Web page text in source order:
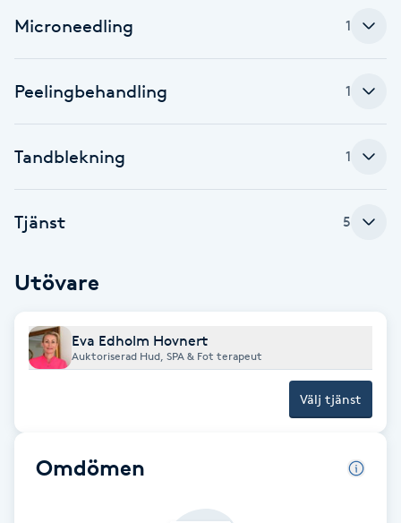
Extensions
F
Face framing
Fet hårbotten
Fettreducering
Fillers
Microneedling 1
Peelingbehandling 1
Tandblekning 1
Tjänst 5
Utövare
Eva Edholm Hovnert
Auktoriserad Hud, SPA & Fot terapeut
Välj tjänst
Omdömen